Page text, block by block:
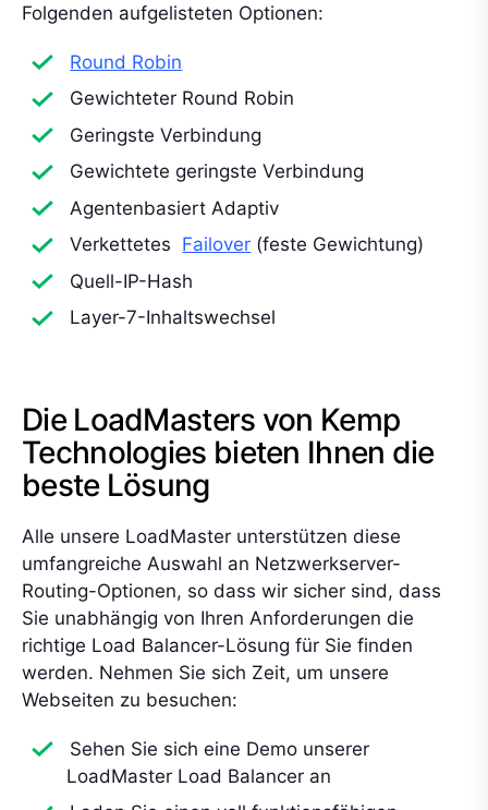
Folgenden aufgelisteten Optionen:
Round Robin
Gewichteter Round Robin
Geringste Verbindung
Gewichtete geringste Verbindung
Agentenbasiert Adaptiv
Verkettetes Failover (feste Gewichtung)
Quell-IP-Hash
Layer-7-Inhaltswechsel
Die LoadMasters von Kemp
Technologies bieten Ihnen die
beste Lösung
Alle unsere LoadMaster unterstützen diese
umfangreiche Auswahl an Netzwerkserver-
Routing-Optionen, so dass wir sicher sind, dass
Sie unabhängig von Ihren Anforderungen die
richtige Load Balancer-Lösung für Sie finden
werden. Nehmen Sie sich Zeit, um unsere
Webseiten zu besuchen:
Sehen Sie sich eine Demo unserer
LoadMaster Load Balancer an